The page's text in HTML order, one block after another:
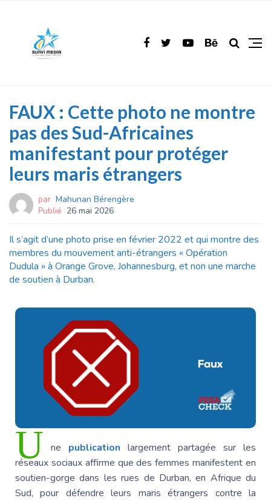
FAUX : Cette photo ne montre
pas des Sud-Africaines
manifestant pour protéger
leurs maris étrangers
par Mahunan Bérengère
Publié 26 mai 2026
Il s’agit d’une photo prise en février 2022 et qui montre des
membres du mouvement anti-étrangers « Opération
Dudula » à Orange Grove, Johannesburg, et non une marche
de soutien à Durban.
U ne publication largement partagée sur les
réseaux sociaux affirme que des femmes manifestent en
soutien-gorge dans les rues de Durban, en Afrique du
Sud, pour défendre leurs maris étrangers contre la